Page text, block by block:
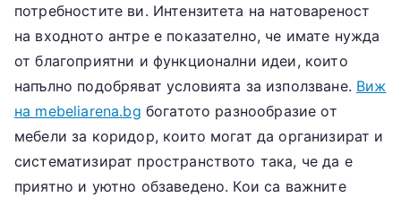
потребностите ви. Интензитета на натовареност
на входното антре е показателно, че имате нужда
от благоприятни и функционални идеи, които
напълно подобряват условията за използване. Виж
на mebeliarena.bg богатото разнообразие от
мебели за коридор, които могат да организират и
систематизират пространството така, че да е
приятно и уютно обзаведено. Кои са важните